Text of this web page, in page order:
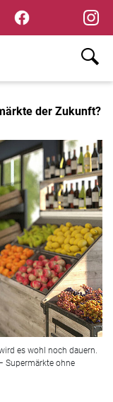
der Zukunft?
es wohl noch dauern.
Supermärkte ohne
×